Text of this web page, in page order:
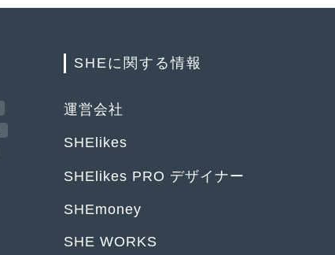
SHEに関する情報
運営会社
SHElikes
SHElikes PRO デザイナー
SHEmoney
SHE WORKS